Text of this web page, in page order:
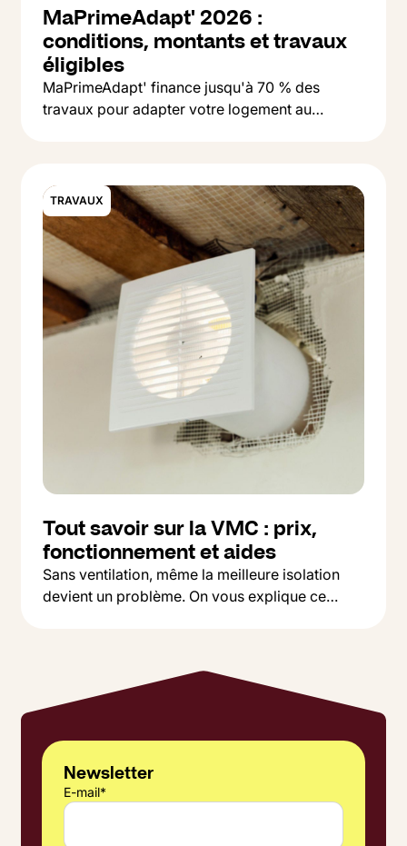
MaPrimeAdapt' 2026 :
conditions, montants et travaux
éligibles
MaPrimeAdapt' finance jusqu'à 70 % des
travaux pour adapter votre logement au
TRAVAUX
Tout savoir sur la VMC : prix,
fonctionnement et aides
Sans ventilation, même la meilleure isolation
devient un problème. On vous explique ce
Newsletter
E-mail*